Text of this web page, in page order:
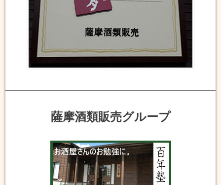
薩摩酒類販売グループ